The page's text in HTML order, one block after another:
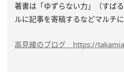
著書は「ゆずらない力」（すば
ルに記事を寄稿するなどマルチに
高見綾のブログ https://